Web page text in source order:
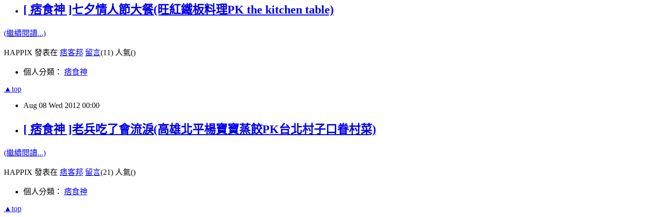
[ 痞食神 ]七夕情人節大餐(旺紅鐵板料理PK the kitchen table)
(繼續閱讀...)
HAPPIX 發表在 痞客邦 留言(11) 人氣()
個人分類： 痞食神
▲top
Aug 08 Wed 2012 00:00
[ 痞食神 ]老兵吃了會流淚(高雄北平楊寶寶蒸餃PK台北村子口眷村菜)
(繼續閱讀...)
HAPPIX 發表在 痞客邦 留言(21) 人氣()
個人分類： 痞食神
▲top